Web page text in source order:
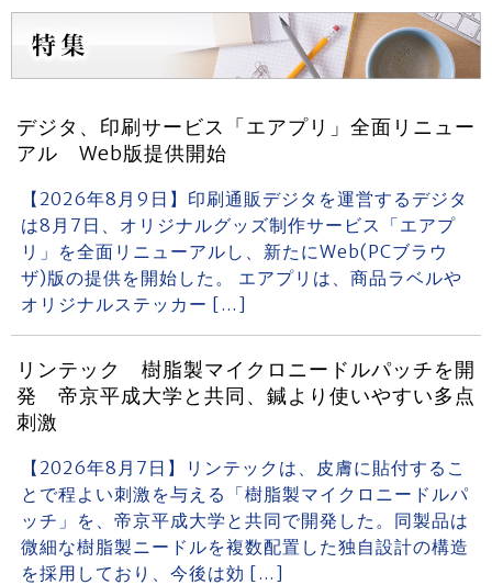
デジタ、印刷サービス「エアプリ」全面リニュー
アル Web版提供開始
【2026年8月9日】印刷通販デジタを運営するデジタ
は8月7日、オリジナルグッズ制作サービス「エアプ
リ」を全面リニューアルし、新たにWeb(PCブラウ
ザ)版の提供を開始した。 エアプリは、商品ラベルや
オリジナルステッカー […]
リンテック 樹脂製マイクロニードルパッチを開
発 帝京平成大学と共同、鍼より使いやすい多点
刺激
【2026年8月7日】リンテックは、皮膚に貼付するこ
とで程よい刺激を与える「樹脂製マイクロニードルパ
ッチ」を、帝京平成大学と共同で開発した。同製品は
微細な樹脂製ニードルを複数配置した独自設計の構造
を採用しており、今後は効 […]